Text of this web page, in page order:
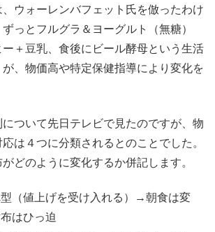
ウォーレンバフェット氏を倣ったわけ
っとフルグラ＆ヨーグルト（無糖）
＋豆乳、食後にビール酵母という生活
、物価高や特定保健指導により変化を
について先日テレビで見たのですが、物
は４つに分類されるとのことでした。
どのように変化するか併記します。
（値上げを受け入れる）→朝食は変
はひっ迫